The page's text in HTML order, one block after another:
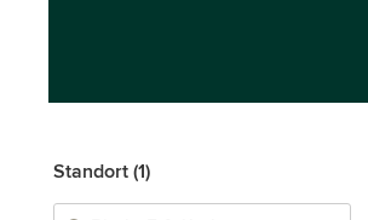
Standort (1)